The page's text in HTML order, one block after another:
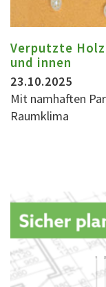
Verputzte
und innen
23.10.2025
Mit namhaften
Raumklima